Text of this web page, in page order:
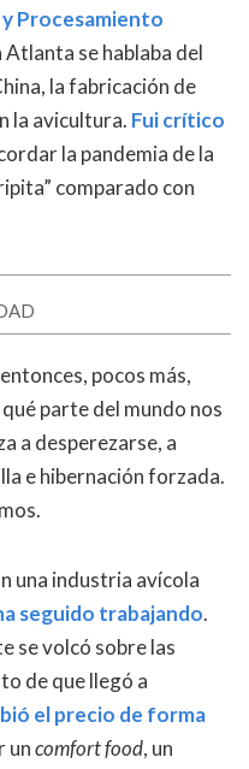
Procesamiento
Atlanta se hablaba del
la fabricación de
la avicultura. Fui crítico
la pandemia de la
comparado con
pocos más,
parte del mundo nos
a desperezarse, a
e hibernación forzada.
una industria avícola
seguido trabajando.
se volcó sobre las
de que llegó a
el precio de forma
uncomfort food, un